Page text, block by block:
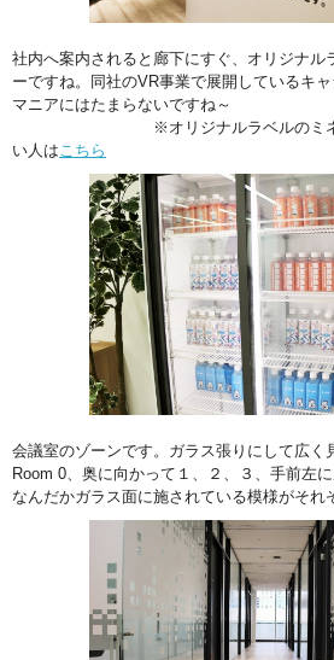
社内へ案内されると廊下にすぐ、オリジナル
ーですね。同社のVR事業で展開しているキ
マニアにはたまらないですね～
※オリジナルラベルのミ
い人はこちら
会議室のゾーンです。ガラス張りにして広く
Room 0、奥に向かって１、２、３、手前左
なんだかガラス面に施されている模様がそれ